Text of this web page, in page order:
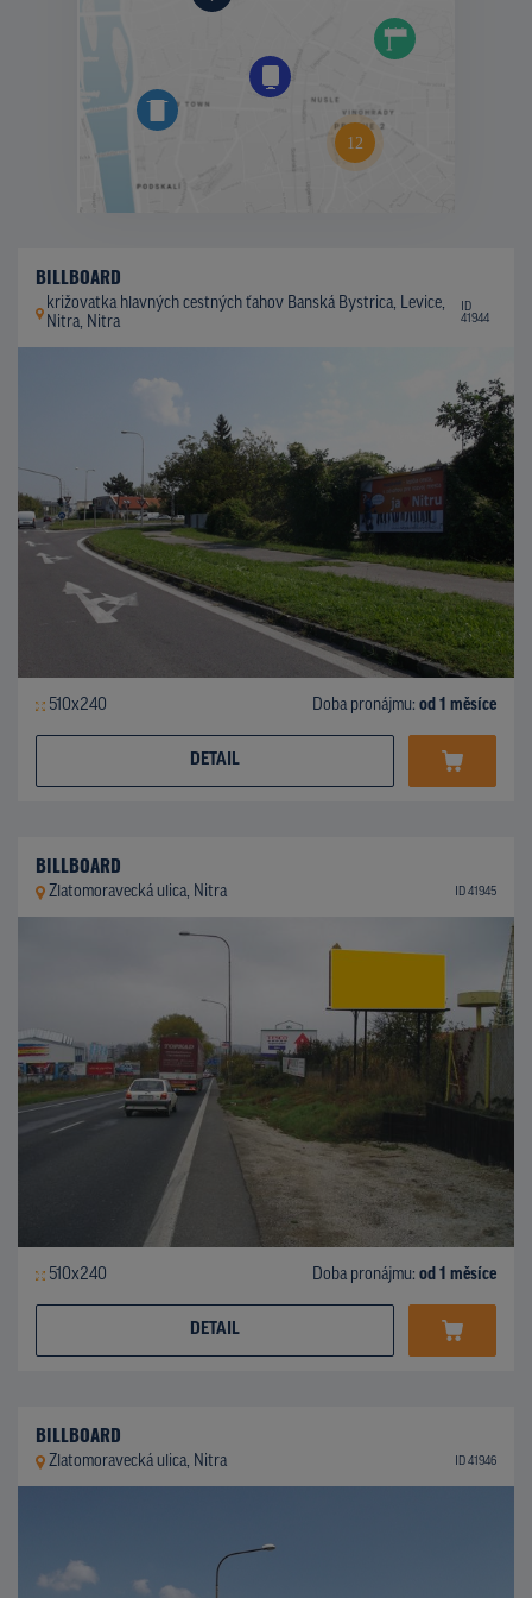
BILLBOARD
križovatka hlavných cestných ťahov Banská Bystrica, Levice,
Nitra, Nitra
ID
41944
510x240 Doba pronájmu: od 1 měsíce
DETAIL
BILLBOARD
Zlatomoravecká ulica, Nitra ID 41945
510x240 Doba pronájmu: od 1 měsíce
DETAIL
BILLBOARD
Zlatomoravecká ulica, Nitra ID 41946